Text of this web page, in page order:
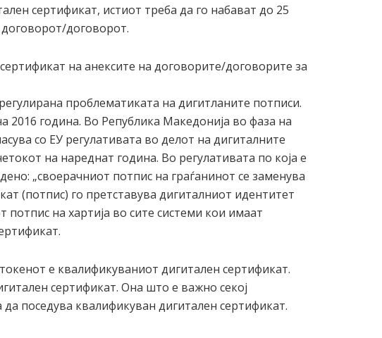
сертификат, истиот треба да го набават до 25
договорот.
на анексите на договорите/договорите за
проблематиката на дигитланите потписи.
2016 година. Во Република Македонија во фаза на
со ЕУ регулативата во делот на дигиталните
на нареднат година. Во регулативата по која е
„своерачниот потпис на граѓанинот се заменува
(потпис) го претставува дигиталниот идентитет
на хартија во сите системи кои имаат
е квалификуваниот дигитален сертификат.
сертификат. Она што е важно секој
поседува квалификуван дигитален сертификат.